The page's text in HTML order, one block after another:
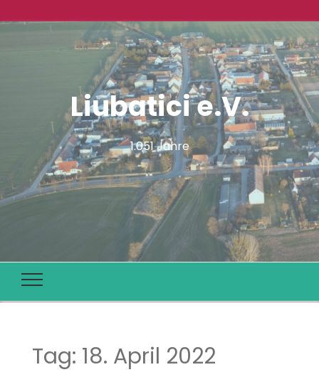
Liubatici e.V.
1.051 Jahre
Tag: 18. April 2022